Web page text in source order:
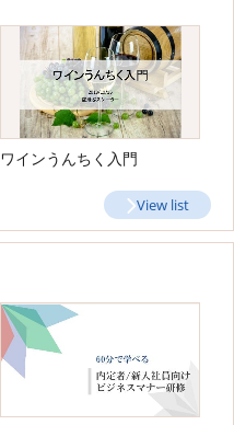
ワインうんちく入門
View list